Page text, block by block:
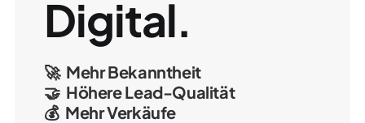
Digital.
🚀 MehrBekanntheit
🤝 HöhereLead-Qualität
💰 MehrVerkäufe